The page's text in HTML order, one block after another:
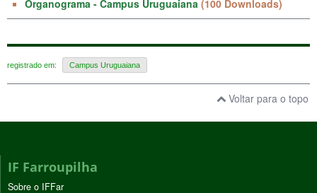
Organograma - Campus Uruguaiana (100 Downloads)
registrado em: Campus Uruguaiana
Voltar para o topo
IF Farroupilha
Sobre o IFFar